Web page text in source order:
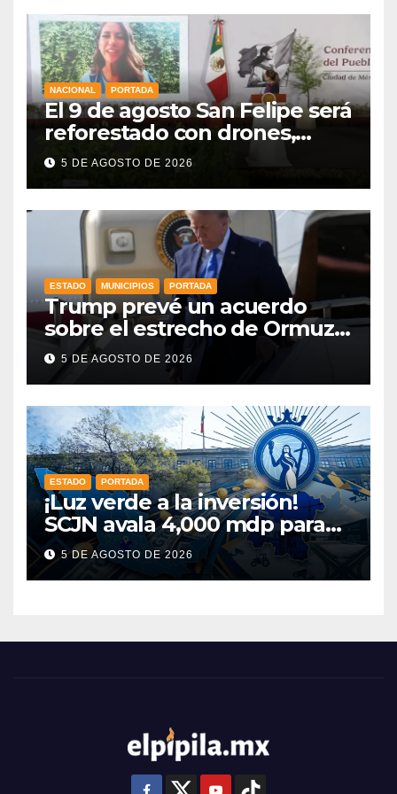
NACIONAL PORTADA
El 9 de agosto San Felipe será
reforestado con drones,
como parte de la Jornada
Nacional a la que se suma
5 DE AGOSTO DE 2026
ESTADO MUNICIPIOS PORTADA
Trump prevé un acuerdo
sobre el estrecho de Ormuz
esta misma semana
5 DE AGOSTO DE 2026
ESTADO PORTADA
¡Luz verde a la inversión!
SCJN avala 4,000 mdp para
Guanajuato: ¿en qué se usará
este dinero?
5 DE AGOSTO DE 2026